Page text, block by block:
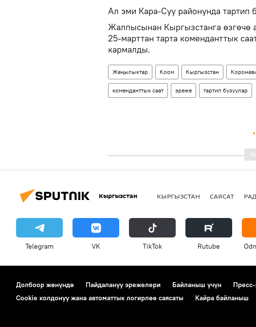
Ал эми Кара-Суу районунда тартип
Жалпысынан Кыргызстанга өзгөчө
25-марттан тарта коменданттык
кармалды.
Жаңылыктар Коом Кыргызстан
коменданттык саат эреже тартип бузуулар
Кыргызстан КЫРГЫЗСТАН САЯСАТ
Telegram VK ТikТоk Rutube
Долбоор жөнүндө Пайдалануу эрежелери Байланыш үчүн
Cookie колдонуу жана автоматтык логирлөө саясаты
Кайра байланыш